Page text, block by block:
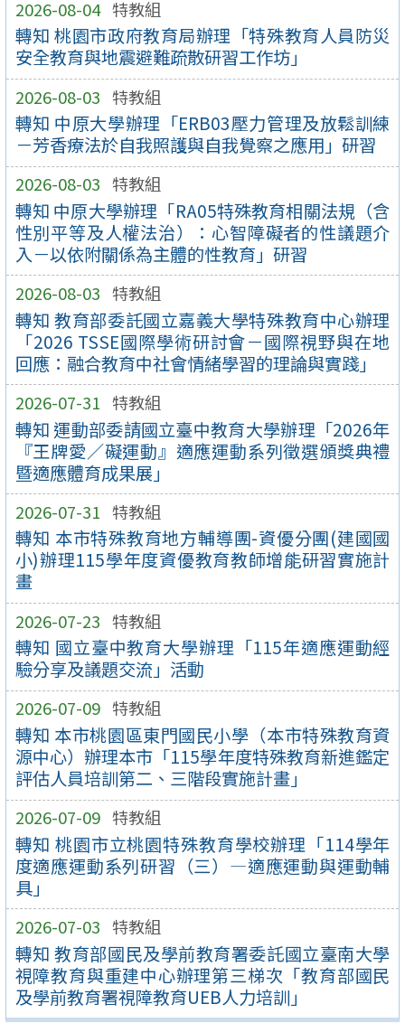
2026-08-04 特教組
轉知 桃園市政府教育局辦理「特殊教育人員防災
安全教育與地震避難疏散研習工作坊」
2026-08-03 特教組
轉知 中原大學辦理「ERB03壓力管理及放鬆訓練
－芳香療法於自我照護與自我覺察之應用」研習
2026-08-03 特教組
轉知 中原大學辦理「RA05特殊教育相關法規（含
性別平等及人權法治）：心智障礙者的性議題介
入－以依附關係為主體的性教育」研習
2026-08-03 特教組
轉知 教育部委託國立嘉義大學特殊教育中心辦理
「2026 TSSE國際學術研討會－國際視野與在地
回應：融合教育中社會情緒學習的理論與實踐」
2026-07-31 特教組
轉知 運動部委請國立臺中教育大學辦理「2026年
『王牌愛／礙運動』適應運動系列徵選頒獎典禮
暨適應體育成果展」
2026-07-31 特教組
轉知 本市特殊教育地方輔導團-資優分團(建國國
小)辦理115學年度資優教育教師增能研習實施計
畫
2026-07-23 特教組
轉知 國立臺中教育大學辦理「115年適應運動經
驗分享及議題交流」活動
2026-07-09 特教組
轉知 本市桃園區東門國民小學（本市特殊教育資
源中心）辦理本市「115學年度特殊教育新進鑑定
評估人員培訓第二、三階段實施計畫」
2026-07-09 特教組
轉知 桃園市立桃園特殊教育學校辦理「114學年
度適應運動系列研習（三）—適應運動與運動輔
具」
2026-07-03 特教組
轉知 教育部國民及學前教育署委託國立臺南大學
視障教育與重建中心辦理第三梯次「教育部國民
及學前教育署視障教育UEB人力培訓」